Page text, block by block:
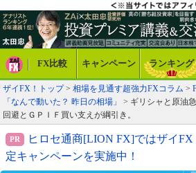
FX比較 キャンペーン ランキング
ザイFX！トップ> 相場を見通す超強力FXコラム >
「なんで動いた？ 昨日の相場」
> ギリシャと原油
回避とＧＰＩＦ買い支えが綱引き。
ヒロセ通商[LION FX]ではザイ
定キャンペーンを実施中！